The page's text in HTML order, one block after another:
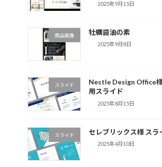
2025年9月15日
商品画像 牡蠣醤油の素
2025年9月8日
スライド
Nestle Design Office
用スライド
2025年8月15日
スライド セレブリックス様 スラ
2025年4月10日